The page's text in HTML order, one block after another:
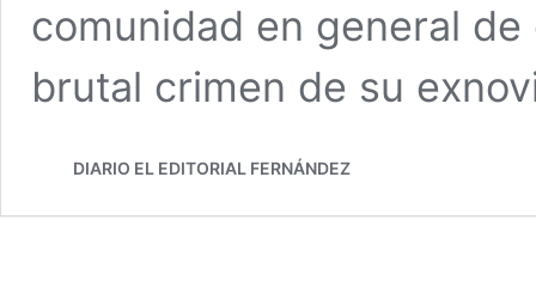
comunidad en general
brutal crimen de su
DIARIO EL EDITORIAL FERNÁNDEZ